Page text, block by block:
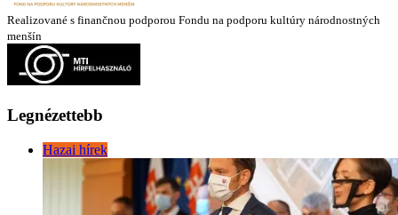
Realizované s finančnou podporou Fondu na podporu kultúry národnostných
menšín
Legnézettebb
Hazai hírek